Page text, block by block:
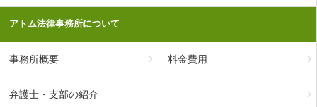
アトム法律事務所について
事務所概要 料金費用
弁護士・支部の紹介